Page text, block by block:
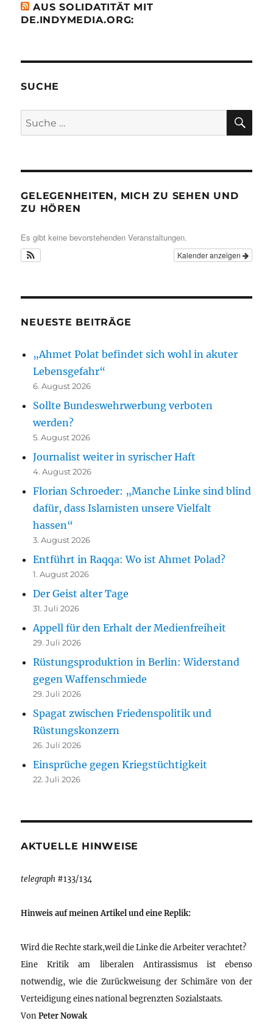
AUS SOLIDATITÄT MIT
DE.INDYMEDIA.ORG:
SUCHE
Suche
nach:
GELEGENHEITEN, MICH ZU SEHEN UND
ZU HÖREN
Es gibt keine bevorstehenden Veranstaltungen.
Kalender anzeigen
NEUESTE BEITRÄGE
„Ahmet Polat befindet sich wohl in akuter
Lebensgefahr“
6. August 2026
Sollte Bundeswehrwerbung verboten
werden?
5. August 2026
Journalist weiter in syrischer Haft
4. August 2026
Florian Schroeder: „Manche Linke sind blind
dafür, dass Islamisten unsere Vielfalt
hassen“
3. August 2026
Entführt in Raqqa: Wo ist Ahmet Polad?
1. August 2026
Der Geist alter Tage
31. Juli 2026
Appell für den Erhalt der Medienfreiheit
29. Juli 2026
Rüstungsproduktion in Berlin: Widerstand
gegen Waffenschmiede
29. Juli 2026
Spagat zwischen Friedenspolitik und
Rüstungskonzern
26. Juli 2026
Einsprüche gegen Kriegstüchtigkeit
22. Juli 2026
AKTUELLE HINWEISE
telegraph #133/134
Hinweis auf meinen Artikel und eine Replik:
Wird die Rechte stark,weil die Linke die Arbeiter verachtet?
Eine Kritik am liberalen Antirassismus ist ebenso
notwendig, wie die Zurückweisung der Schimäre von der
Verteidigung eines national begrenzten Sozialstaats.
VonPeter Nowak